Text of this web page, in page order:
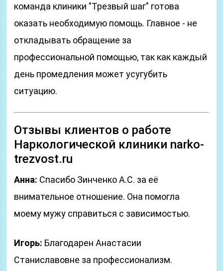
команда клиники "Трезвый шаг" готова
оказать необходимую помощь. Главное - не
откладывать обращение за
профессиональной помощью, так как каждый
день промедления может усугубить
ситуацию.
Отзывы клиентов о работе
Наркологической клиники narko-
trezvost.ru
Анна: Спасибо Зинченко А.С. за её
внимательное отношение. Она помогла
моему мужу справиться с зависимостью.
Игорь: Благодарен Анастасии
Станиславовне за профессионализм.